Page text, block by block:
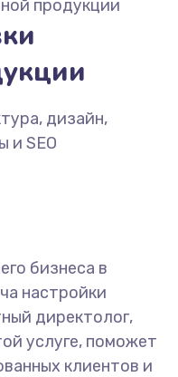
дизайн,
и SEO
бизнеса в
настройки
директолог,
услуге, поможет
клиентов и